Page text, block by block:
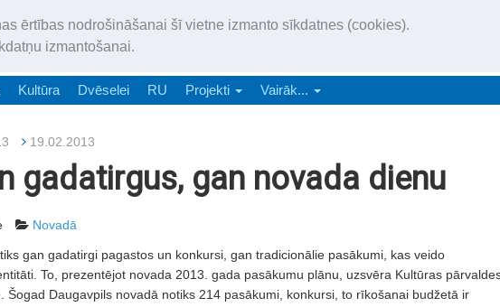
ērtības nodrošināšanai šī vietne izmanto sīkdatnes (cookies).
izmantošanai.
„Latgales Laiks” latviešu valodā aptver Daugavpils valstspilsētu,
Kultūra Dvēselei RU Projekti Vairāk...
19.02.2013
gadatirgus, gan novada dienu
Novadā
gan gadatirgi pagastos un konkursi, gan tradicionālie pasākumi, kas veido
To, prezentējot novada 2013. gada pasākumu plānu, uzsvēra Kultūras
Šogad Daugavpils novadā notiks 214 pasākumi, konkursi, to rīkošanai budžetā ir